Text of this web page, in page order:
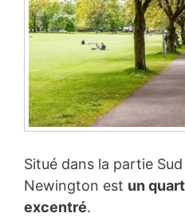
Situé dans la partie Sud
Newington est un
excentré.